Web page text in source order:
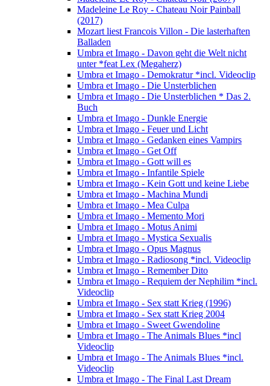
Madeleine Le Roy - Chateau Noir Painball
(2017)
Mozart liest Francois Villon - Die lasterhaften
Balladen
Umbra et Imago - Davon geht die Welt nicht
unter *feat Lex (Megaherz)
Umbra et Imago - Demokratur *incl. Videoclip
Umbra et Imago - Die Unsterblichen
Umbra et Imago - Die Unsterblichen * Das 2.
Buch
Umbra et Imago - Dunkle Energie
Umbra et Imago - Feuer und Licht
Umbra et Imago - Gedanken eines Vampirs
Umbra et Imago - Get Off
Umbra et Imago - Gott will es
Umbra et Imago - Infantile Spiele
Umbra et Imago - Kein Gott und keine Liebe
Umbra et Imago - Machina Mundi
Umbra et Imago - Mea Culpa
Umbra et Imago - Memento Mori
Umbra et Imago - Motus Animi
Umbra et Imago - Mystica Sexualis
Umbra et Imago - Opus Magnus
Umbra et Imago - Radiosong *incl. Videoclip
Umbra et Imago - Remember Dito
Umbra et Imago - Requiem der Nephilim *incl.
Videoclip
Umbra et Imago - Sex statt Krieg (1996)
Umbra et Imago - Sex statt Krieg 2004
Umbra et Imago - Sweet Gwendoline
Umbra et Imago - The Animals Blues *incl
Videoclip
Umbra et Imago - The Animals Blues *incl.
Videoclip
Umbra et Imago - The Final Last Dream